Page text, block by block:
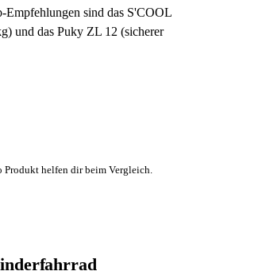
Empfehlungen sind das S'COOL
und das Puky ZL 12 (sicherer
Produkt helfen dir beim Vergleich.